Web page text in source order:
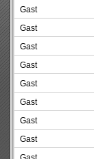
Gast
Gast
Gast
Gast
Gast
Gast
Gast
Gast